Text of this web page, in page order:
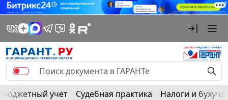
Бюджетный учет Судебная практика Налоги и